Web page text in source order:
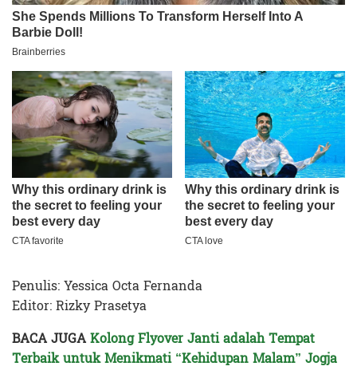
Penulis: Yessica Octa Fernanda
Editor: Rizky Prasetya
BACA JUGAKolong Flyover Janti adalah Tempat
Terbaik untuk Menikmati “Kehidupan Malam” Jogja